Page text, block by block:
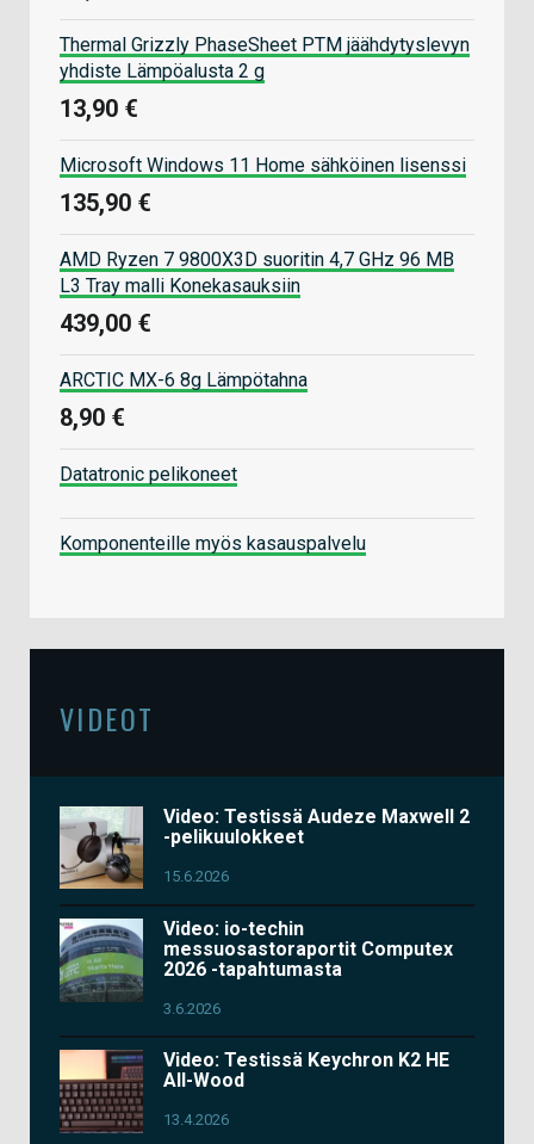
Thermal Grizzly PhaseSheet PTM jäähdytyslevyn
yhdiste Lämpöalusta 2 g
13,90 €
Microsoft Windows 11 Home sähköinen lisenssi
135,90 €
AMD Ryzen 7 9800X3D suoritin 4,7 GHz 96 MB
L3 Tray malli Konekasauksiin
439,00 €
ARCTIC MX-6 8g Lämpötahna
8,90 €
Datatronic pelikoneet
Komponenteille myös kasauspalvelu
VIDEOT
Video: Testissä Audeze Maxwell 2
-pelikuulokkeet
15.6.2026
Video: io-techin
messuosastoraportit Computex
2026 -tapahtumasta
3.6.2026
Video: Testissä Keychron K2 HE
All-Wood
13.4.2026